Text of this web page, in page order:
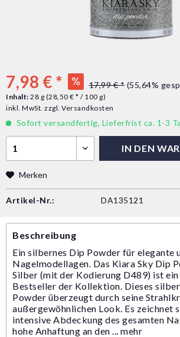
7,98 € * 17,99 € * (55,64%
Inhalt: 28 g (28,50 € * / 100 g)
inkl. MwSt. zzgl. Versandkosten
Sofort versandfertig, Lieferfrist ca. 1-3
IN DEN
Merken
Artikel-Nr.: DA135121
Beschreibung
Ein silbernes Dip Powder für elegante
Nagelmodellagen. Das Kiara Sky Dip
Silber (mit der Kodierung D489) ist
Bestseller der Kollektion. Dieses
Powder überzeugt durch seine
außergewöhnlichen Look. Es zeichnet
intensive Abdeckung des gesamten
hohe Anhaftung an den ... mehr